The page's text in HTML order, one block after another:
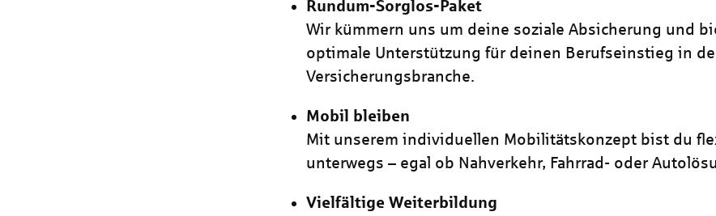
Rundum-Sorglos-Paket
Wir kümmern uns um deine soziale Absicherung und
optimale Unterstützung für deinen Berufseinstieg in
Versicherungsbranche.
Mobil bleiben
Mit unserem individuellen Mobilitätskonzept bist du
unterwegs – egal ob Nahverkehr, Fahrrad- oder
Vielfältige Weiterbildung